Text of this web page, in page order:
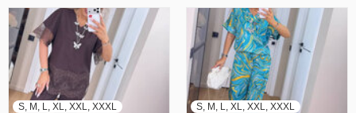
S, M, L, XL, XXL, XXXL S, M, L, XL, XXL, XXXL